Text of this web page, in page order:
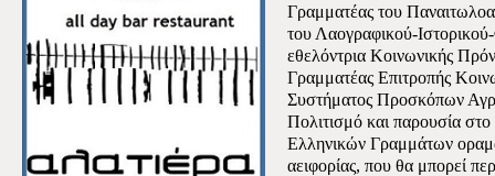
Γραμματέας του
του Λαογραφικού-
εθελόντρια Κοινωνικής
Γραμματέας Επιτροπής
Συστήματος Προσκόπων
Πολιτισμό και παρουσία
Ελληνικών Γραμμάτων
αειφορίας, που θα μπορεί